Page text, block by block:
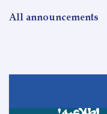
All announcements